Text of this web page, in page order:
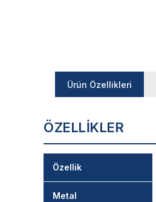
Ürün Özellikleri
ÖZELLIKLER
Özellik
Metal